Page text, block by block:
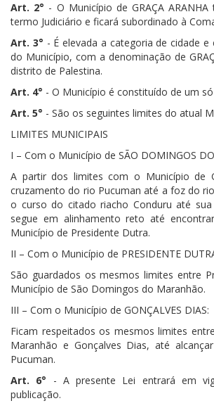
Art. 2° - O Município de GRAÇA
termo Judiciário e ficará subordinado à
Art. 3° - É elevada a categoria de cidade
do Município, com a denominação de
distrito de Palestina.
Art. 4° - O Município é constituído de um
Art. 5° - São os seguintes limites do atual
LIMITES MUNICIPAIS
I – Com o Município de SÃO DOMINGOS
A partir dos limites com o Município de
cruzamento do rio Pucuman até a foz do
o curso do citado riacho Conduru até
segue em alinhamento reto até
Município de Presidente Dutra.
II – Com o Município de PRESIDENTE
São guardados os mesmos limites entre
Município de São Domingos do Maranhão.
III – Com o Município de GONÇALVES DIAS:
Ficam respeitados os mesmos limites
Maranhão e Gonçalves Dias, até
Pucuman.
Art. 6° - A presente Lei entrará em
publicação.